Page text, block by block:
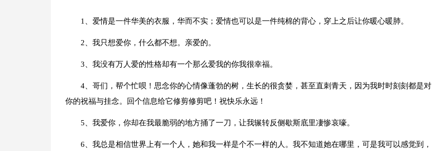
1、爱情是一件华美的衣服，华而不实；爱情也可以是一件纯棉的背心，穿上之后让你暖心暖肺。
2、我只想爱你，什么都不想。亲爱的。
3、我没有万人爱的性格却有一个那么爱我的你我很幸福。
4、哥们，帮个忙呗！思念你的心情像蓬勃的树，生长的很贪婪，甚至直刺青天，因为我时时刻刻都是对
你的祝福与挂念。回个信息给它修剪修剪吧！祝快乐永远！
5、我爱你，你却在我最脆弱的地方捅了一刀，让我辗转反侧歇斯底里凄惨哀嚎。
6、我总是相信世界上有一个人，她和我一样是个不一样的人。我不知道她在哪里，可是我可以感觉到，